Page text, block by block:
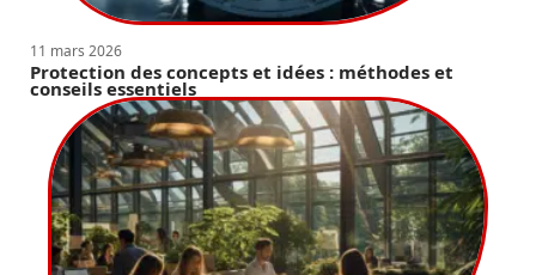
11 mars 2026
Protection des concepts et idées : méthodes et
conseils essentiels